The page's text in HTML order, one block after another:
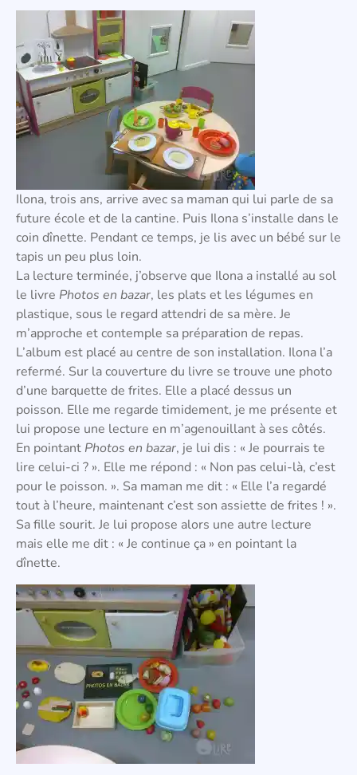
Ilona, trois ans, arrive avec sa maman qui lui parle de sa
future école et de la cantine. Puis Ilona s’installe dans le
coin dînette. Pendant ce temps, je lis avec un bébé sur le
tapis un peu plus loin.
La lecture terminée, j’observe que Ilona a installé au sol
le livre Photos en bazar, les plats et les légumes en
plastique, sous le regard attendri de sa mère. Je
m’approche et contemple sa préparation de repas.
L’album est placé au centre de son installation. Ilona l’a
refermé. Sur la couverture du livre se trouve une photo
d’une barquette de frites. Elle a placé dessus un
poisson. Elle me regarde timidement, je me présente et
lui propose une lecture en m’agenouillant à ses côtés.
En pointant Photos en bazar, je lui dis : « Je pourrais te
lire celui-ci ? ». Elle me répond : « Non pas celui-là, c’est
pour le poisson. ». Sa maman me dit : « Elle l’a regardé
tout à l’heure, maintenant c’est son assiette de frites ! ».
Sa fille sourit. Je lui propose alors une autre lecture
mais elle me dit : « Je continue ça » en pointant la
dînette.